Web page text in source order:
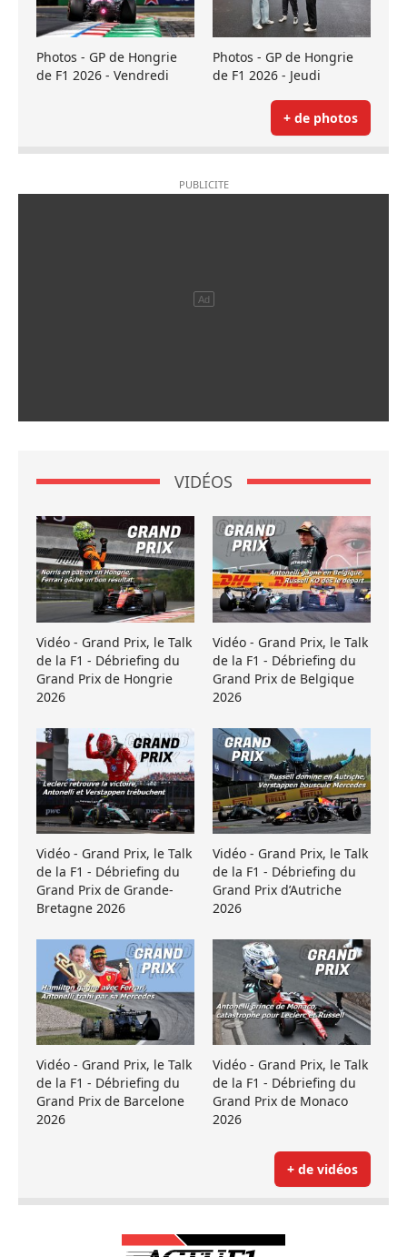
Photos - GP de Hongrie
de F1 2026 - Vendredi
Photos - GP de Hongrie
de F1 2026 - Jeudi
+ de photos
VIDÉOS
Vidéo - Grand Prix, le Talk
de la F1 - Débriefing du
Grand Prix de Hongrie
2026
Vidéo - Grand Prix, le Talk
de la F1 - Débriefing du
Grand Prix de Belgique
2026
Vidéo - Grand Prix, le Talk
de la F1 - Débriefing du
Grand Prix de Grande-
Bretagne 2026
Vidéo - Grand Prix, le Talk
de la F1 - Débriefing du
Grand Prix d’Autriche
2026
Vidéo - Grand Prix, le Talk
de la F1 - Débriefing du
Grand Prix de Barcelone
2026
Vidéo - Grand Prix, le Talk
de la F1 - Débriefing du
Grand Prix de Monaco
2026
+ de vidéos